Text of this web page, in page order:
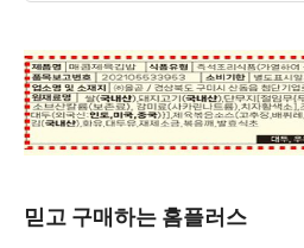
믿고 구매하는 홈플러스